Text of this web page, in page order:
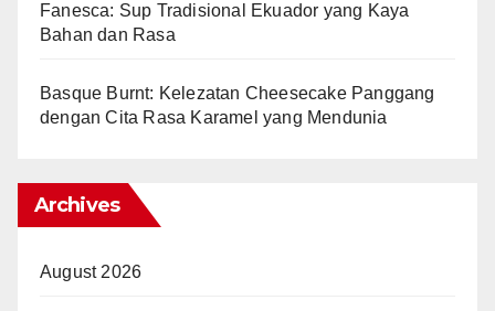
Fanesca: Sup Tradisional Ekuador yang Kaya
Bahan dan Rasa
Basque Burnt: Kelezatan Cheesecake Panggang
dengan Cita Rasa Karamel yang Mendunia
Archives
August 2026